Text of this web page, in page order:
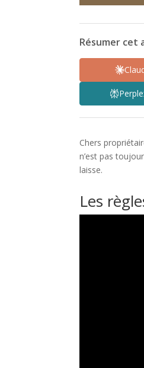
Résumer cet
Chers
n’est pas
laisse.
Les